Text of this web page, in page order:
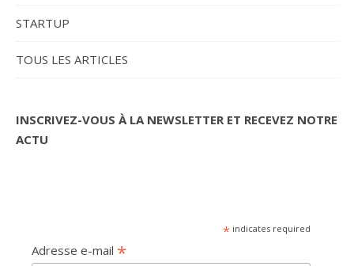
STARTUP
TOUS LES ARTICLES
INSCRIVEZ-VOUS À LA NEWSLETTER ET RECEVEZ NOTRE
ACTU
* indicates required
Adresse e-mail *